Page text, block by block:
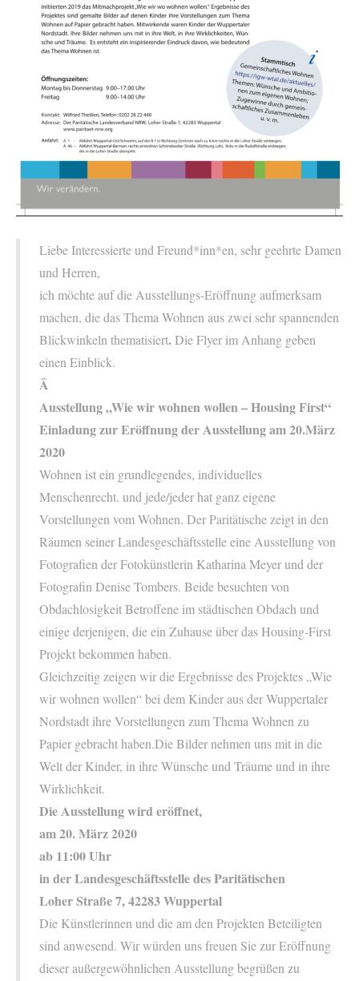
Liebe Interessierte und Freund*inn*en, sehr geehrte Damen
und Herren,
ich möchte auf die Ausstellungs-Eröffnung aufmerksam
machen, die das Thema Wohnen aus zwei sehr spannenden
Blickwinkeln thematisiert.Die Flyer im Anhang geben
einen Einblick.
Â
Ausstellung „Wie wir wohnen wollen – Housing First“
Einladung zur Eröffnung der Ausstellung am 20.März
2020
Wohnen ist ein grundlegendes, individuelles
Menschenrecht. und jede/jeder hat ganz eigene
Vorstellungen vom Wohnen. Der Paritätische zeigt in den
Räumen seiner Landesgeschäftsstelle eine Ausstellung von
Fotografien der Fotokünstlerin Katharina Meyer und der
Fotografin Denise Tombers. Beide besuchten von
Obdachlosigkeit Betroffene im städtischen Obdach und
einige derjenigen, die ein Zuhause über das Housing-First
Projekt bekommen haben.
Gleichzeitig zeigen wir die Ergebnisse des Projektes „Wie
wir wohnen wollen“ bei dem Kinder aus der Wuppertaler
Nordstadt ihre Vorstellungen zum Thema Wohnen zu
Papier gebracht haben.Die Bilder nehmen uns mit in die
Welt der Kinder, in ihre Wünsche und Träume und in ihre
Wirklichkeit.
Die Ausstellung wird eröffnet,
am 20. März 2020
ab 11:00 Uhr
in der Landesgeschäftsstelle des Paritätischen
Loher Straße 7, 42283 Wuppertal
Die Künstlerinnen und die am den Projekten Beteiligten
sind anwesend. Wir würden uns freuen Sie zur Eröffnung
dieser außergewöhnlichen Ausstellung begrüßen zu